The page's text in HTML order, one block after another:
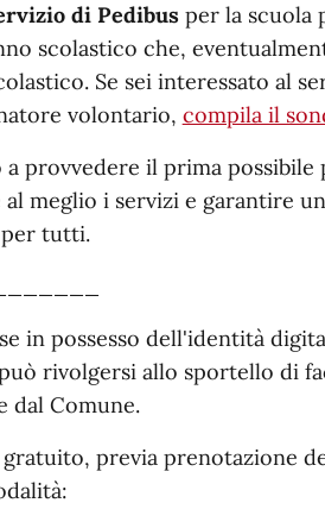
di Pedibusper la scuola
scolastico che,
Se sei interessato al
volontario, compila il
a provvedere il prima
al meglio i servizi e garantire
tutti.
in possesso dell'identità
rivolgersi allo sportello di
dal Comune.
previa prenotazione